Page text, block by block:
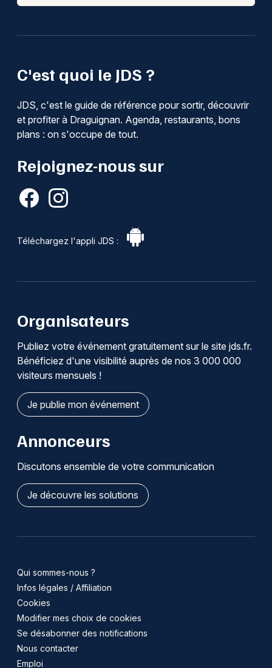
C'est quoi le JDS ?
JDS, c'est le guide de référence pour sortir, découvrir
et profiter à Draguignan. Agenda, restaurants, bons
plans : on s'occupe de tout.
Rejoignez-nous sur
Téléchargez l'appli JDS :
Organisateurs
Publiez votre événement gratuitement sur le site jds.fr.
Bénéficiez d'une visibilité auprès de nos 3 000 000
visiteurs mensuels !
Je publie mon événement
Annonceurs
Discutons ensemble de votre communication
Je découvre les solutions
Qui sommes-nous ?
Infos légales / Affiliation
Cookies
Modifier mes choix de cookies
Se désabonner des notifications
Nous contacter
Emploi